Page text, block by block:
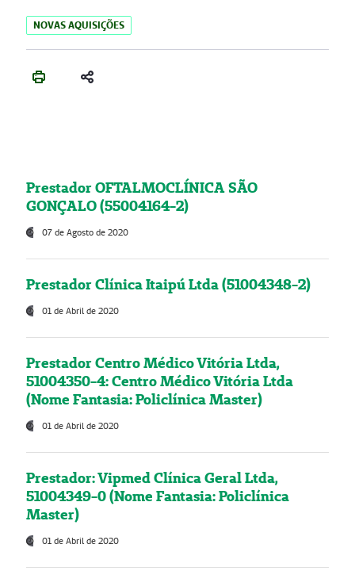
NOVAS AQUISIÇÕES
Prestador OFTALMOCLÍNICA SÃO
GONÇALO (55004164-2)
07 de Agosto de 2020
Prestador Clínica Itaipú Ltda (51004348-2)
01 de Abril de 2020
Prestador Centro Médico Vitória Ltda,
51004350-4: Centro Médico Vitória Ltda
(Nome Fantasia: Policlínica Master)
01 de Abril de 2020
Prestador: Vipmed Clínica Geral Ltda,
51004349-0 (Nome Fantasia: Policlínica
Master)
01 de Abril de 2020